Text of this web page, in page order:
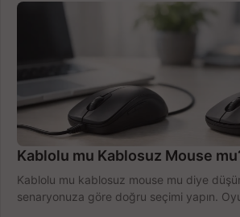
Kablolu mu Kablosuz Mouse
Kablolu mu kablosuz mouse mu diye
senaryonuza göre doğru seçimi yapın.